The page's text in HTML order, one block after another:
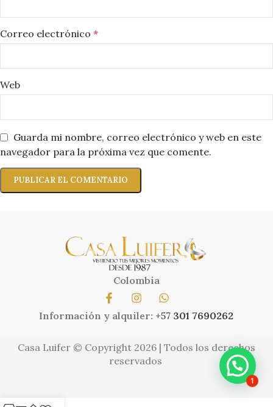
Correo electrónico *
Web
Guarda mi nombre, correo electrónico y web en este
navegador para la próxima vez que comente.
Colombia
Información y alquiler: +57 301 7690262
Casa Luifer © Copyright 2026 | Todos los derechos
reservados
1